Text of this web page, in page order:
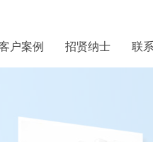
户案例 招贤纳士 联